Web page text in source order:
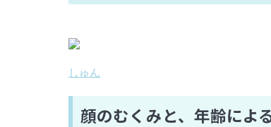
しゅん
顔のむくみと、年齢によ